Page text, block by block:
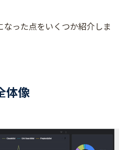
った点をいくつか紹介しま
体像